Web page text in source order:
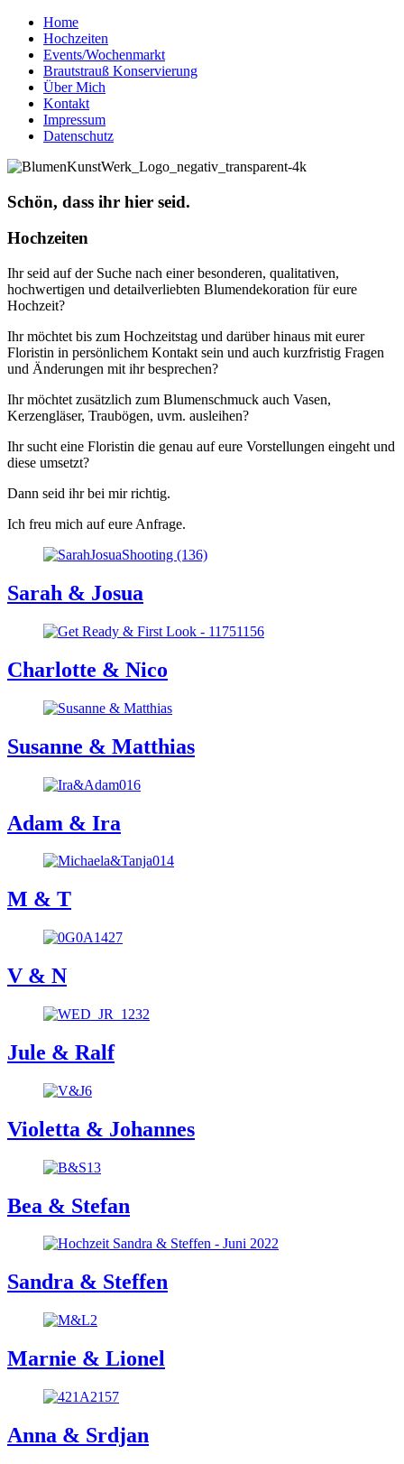
Home
Hochzeiten
Events/Wochenmarkt
Brautstrauß Konservierung
Über Mich
Kontakt
Impressum
Datenschutz
Schön, dass ihr hier seid.
Hochzeiten
Ihr seid auf der Suche nach einer besonderen, qualitativen,
hochwertigen und detailverliebten Blumendekoration für eure
Hochzeit?
Ihr möchtet bis zum Hochzeitstag und darüber hinaus mit eurer
Floristin in persönlichem Kontakt sein und auch kurzfristig Fragen
und Änderungen mit ihr besprechen?
Ihr möchtet zusätzlich zum Blumenschmuck auch Vasen,
Kerzengläser, Traubögen, uvm. ausleihen?
Ihr sucht eine Floristin die genau auf eure Vorstellungen eingeht und
diese umsetzt?
Dann seid ihr bei mir richtig.
Ich freu mich auf eure Anfrage.
Sarah & Josua
Charlotte & Nico
Susanne & Matthias
Adam & Ira
M & T
V & N
Jule & Ralf
Violetta & Johannes
Bea & Stefan
Sandra & Steffen
Marnie & Lionel
Anna & Srdjan